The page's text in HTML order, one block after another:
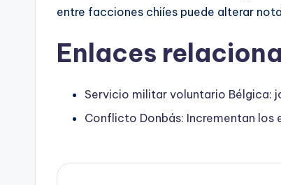
entre facciones chiíes puede alterar
Enlaces
Servicio militar voluntario Bélgica:
Conflicto Donbás: Incrementan los